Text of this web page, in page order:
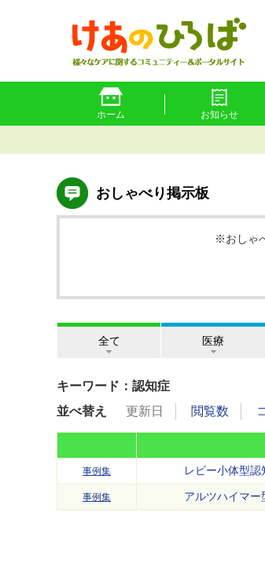
ホーム お知らせ
おしゃべり掲示板
※おしゃ
全て 医療
キーワード：認知症
並べ替え
更新日 閲覧数
事例集 レビー小体型認
事例集 アルツハイマー